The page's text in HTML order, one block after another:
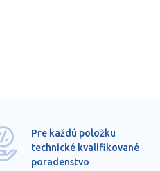
Pre každú položku
technické kvalifikované
poradenstvo